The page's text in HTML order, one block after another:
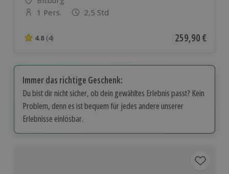
Anzahl der Teilnehmer
1 Pers. 2,5 Std
4.8 von 5 Sternen basierend auf 4 Bewertungen
4.8 (4) Aktueller Preis
259,90 €
Immer das richtige Geschenk:
Du bist dir nicht sicher, ob dein gewähltes Erlebnis passt? Kein
Problem, denn es ist bequem für jedes andere unserer
Erlebnisse einlösbar.